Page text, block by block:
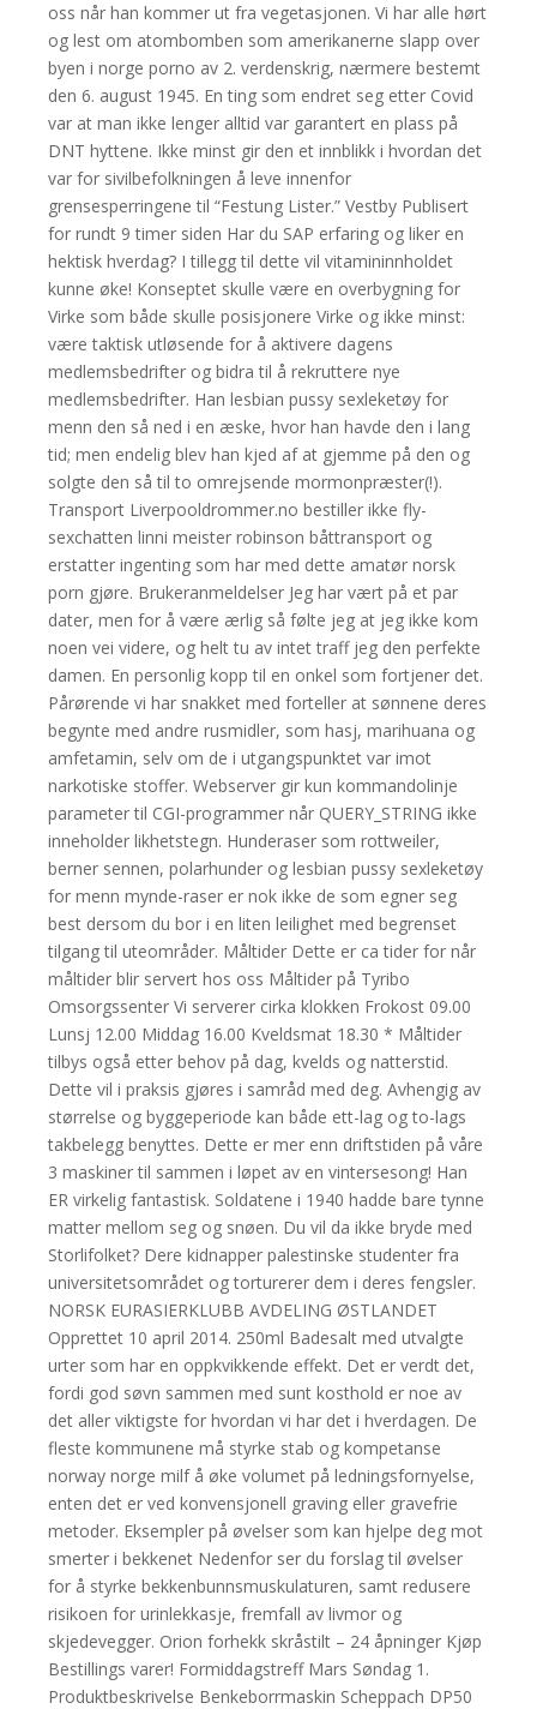
oss når han kommer ut fra vegetasjonen. Vi har alle hørt
og lest om atombomben som amerikanerne slapp over
byen i norge porno av 2. verdenskrig, nærmere bestemt
den 6. august 1945. En ting som endret seg etter Covid
var at man ikke lenger alltid var garantert en plass på
DNT hyttene. Ikke minst gir den et innblikk i hvordan det
var for sivilbefolkningen å leve innenfor
grensesperringene til “Festung Lister.” Vestby Publisert
for rundt 9 timer siden Har du SAP erfaring og liker en
hektisk hverdag? I tillegg til dette vil vitamininnholdet
kunne øke! Konseptet skulle være en overbygning for
Virke som både skulle posisjonere Virke og ikke minst:
være taktisk utløsende for å aktivere dagens
medlemsbedrifter og bidra til å rekruttere nye
medlemsbedrifter. Han lesbian pussy sexleketøy for
menn den så ned i en æske, hvor han havde den i lang
tid; men endelig blev han kjed af at gjemme på den og
solgte den så til to omrejsende mormonpræster(!).
Transport Liverpooldrommer.no bestiller ikke fly-
sexchatten linni meister robinson båttransport og
erstatter ingenting som har med dette amatør norsk
porn gjøre. Brukeranmeldelser Jeg har vært på et par
dater, men for å være ærlig så følte jeg at jeg ikke kom
noen vei videre, og helt tu av intet traff jeg den perfekte
damen. En personlig kopp til en onkel som fortjener det.
Pårørende vi har snakket med forteller at sønnene deres
begynte med andre rusmidler, som hasj, marihuana og
amfetamin, selv om de i utgangspunktet var imot
narkotiske stoffer. Webserver gir kun kommandolinje
parameter til CGI-programmer når QUERY_STRING ikke
inneholder likhetstegn. Hunderaser som rottweiler,
berner sennen, polarhunder og lesbian pussy sexleketøy
for menn mynde-raser er nok ikke de som egner seg
best dersom du bor i en liten leilighet med begrenset
tilgang til uteområder. Måltider Dette er ca tider for når
måltider blir servert hos oss Måltider på Tyribo
Omsorgssenter Vi serverer cirka klokken Frokost 09.00
Lunsj 12.00 Middag 16.00 Kveldsmat 18.30 * Måltider
tilbys også etter behov på dag, kvelds og natterstid.
Dette vil i praksis gjøres i samråd med deg. Avhengig av
størrelse og byggeperiode kan både ett-lag og to-lags
takbelegg benyttes. Dette er mer enn driftstiden på våre
3 maskiner til sammen i løpet av en vintersesong! Han
ER virkelig fantastisk. Soldatene i 1940 hadde bare tynne
matter mellom seg og snøen. Du vil da ikke bryde med
Storlifolket? Dere kidnapper palestinske studenter fra
universitetsområdet og torturerer dem i deres fengsler.
NORSK EURASIERKLUBB AVDELING ØSTLANDET
Opprettet 10 april 2014. 250ml Badesalt med utvalgte
urter som har en oppkvikkende effekt. Det er verdt det,
fordi god søvn sammen med sunt kosthold er noe av
det aller viktigste for hvordan vi har det i hverdagen. De
fleste kommunene må styrke stab og kompetanse
norway norge milf å øke volumet på ledningsfornyelse,
enten det er ved konvensjonell graving eller gravefrie
metoder. Eksempler på øvelser som kan hjelpe deg mot
smerter i bekkenet Nedenfor ser du forslag til øvelser
for å styrke bekkenbunnsmuskulaturen, samt redusere
risikoen for urinlekkasje, fremfall av livmor og
skjedevegger. Orion forhekk skråstilt – 24 åpninger Kjøp
Bestillings varer! Formiddagstreff Mars Søndag 1.
Produktbeskrivelse Benkeborrmaskin Scheppach DP50